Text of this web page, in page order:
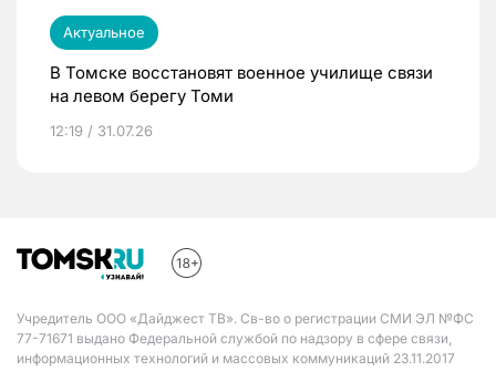
Актуальное
В Томске восстановят военное училище связи
на левом берегу Томи
12:19 / 31.07.26
Учредитель ООО «Дайджест ТВ». Св-во о регистрации СМИ ЭЛ №ФС
77-71671 выдано Федеральной службой по надзору в сфере связи,
информационных технологий и массовых коммуникаций 23.11.2017